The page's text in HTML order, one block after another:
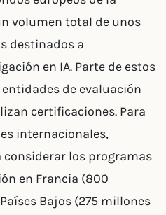
volumen total de unos
destinados a
en IA. Parte de estos
de evaluación
certificaciones. Para
internacionales,
los programas
en Francia (800
Bajos (275 millones